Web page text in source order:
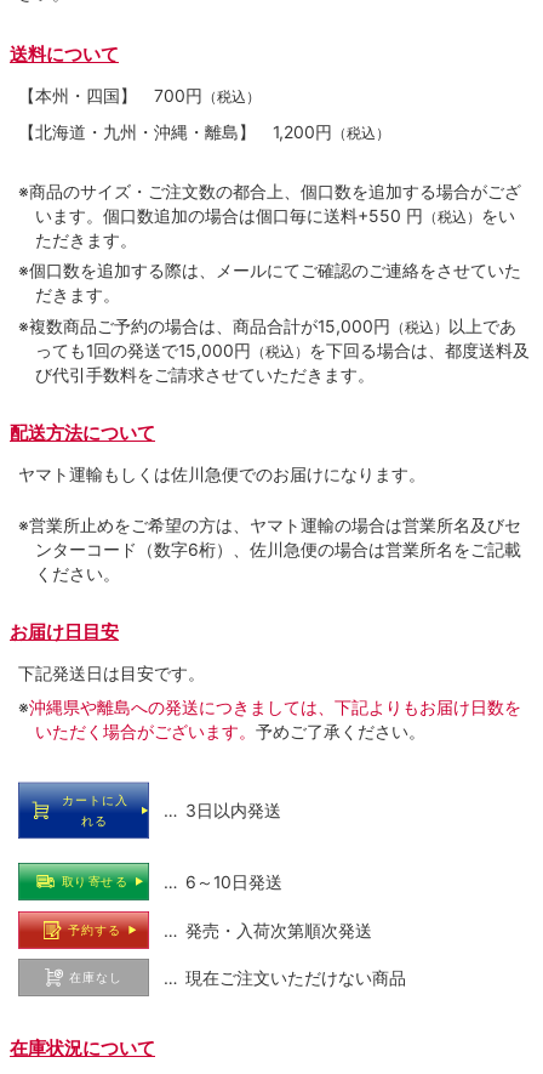
送料について
【本州・四国】 700円 （税込）
【北海道・九州・沖縄・離島】 1,200円 （税込）
※商品のサイズ・ご注文数の都合上、個口数を追加する場合がござ
います。個口数追加の場合は個口毎に送料+550 円 （税込） をい
ただきます。
※個口数を追加する際は、メールにてご確認のご連絡をさせていた
だきます。
※複数商品ご予約の場合は、商品合計が15,000円 （税込） 以上であ
っても1回の発送で15,000円 （税込） を下回る場合は、都度送料及
び代引手数料をご請求させていただきます。
配送方法について
ヤマト運輸もしくは佐川急便でのお届けになります。
※営業所止めをご希望の方は、ヤマト運輸の場合は営業所名及びセ
ンターコード（数字6桁）、佐川急便の場合は営業所名をご記載
ください。
お届け日目安
下記発送日は目安です。
※沖縄県や離島への発送につきましては、下記よりもお届け日数を
いただく場合がございます。 予めご了承ください。
カートに入
れる
… 3日以内発送
取り寄せる … 6～10日発送
予約する … 発売・入荷次第順次発送
在庫なし … 現在ご注文いただけない商品
在庫状況について